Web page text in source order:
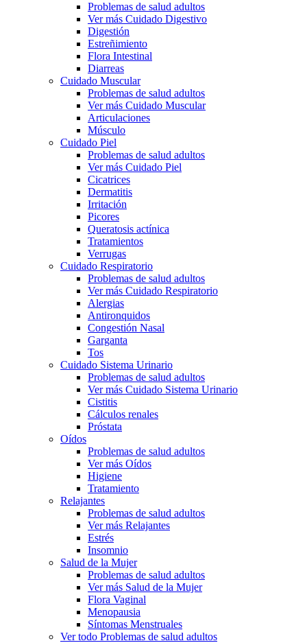
Problemas de salud adultos
Ver más Cuidado Digestivo
Digestión
Estreñimiento
Flora Intestinal
Diarreas
Cuidado Muscular
Problemas de salud adultos
Ver más Cuidado Muscular
Articulaciones
Músculo
Cuidado Piel
Problemas de salud adultos
Ver más Cuidado Piel
Cicatrices
Dermatitis
Irritación
Picores
Queratosis actínica
Tratamientos
Verrugas
Cuidado Respiratorio
Problemas de salud adultos
Ver más Cuidado Respiratorio
Alergias
Antironquidos
Congestión Nasal
Garganta
Tos
Cuidado Sistema Urinario
Problemas de salud adultos
Ver más Cuidado Sistema Urinario
Cistitis
Cálculos renales
Próstata
Oídos
Problemas de salud adultos
Ver más Oídos
Higiene
Tratamiento
Relajantes
Problemas de salud adultos
Ver más Relajantes
Estrés
Insomnio
Salud de la Mujer
Problemas de salud adultos
Ver más Salud de la Mujer
Flora Vaginal
Menopausia
Síntomas Menstruales
Ver todo Problemas de salud adultos